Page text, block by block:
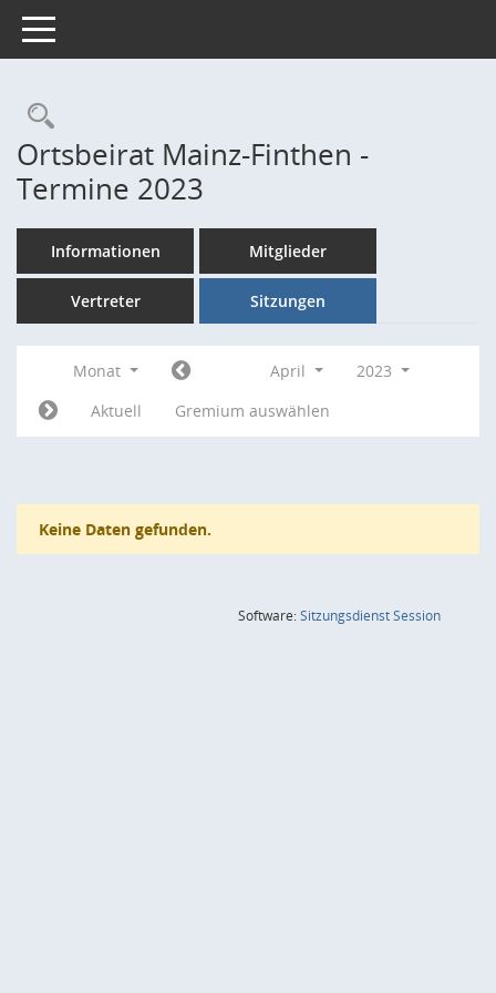
Toggle navigation
Rechercheauswahl
Ortsbeirat Mainz-Finthen -
Termine 2023
Informationen Mitglieder
Vertreter Sitzungen
Monat April
2023
Aktuell
Gremium auswählen
Keine Daten gefunden.
Software:SitzungsdienstSession(Wird in